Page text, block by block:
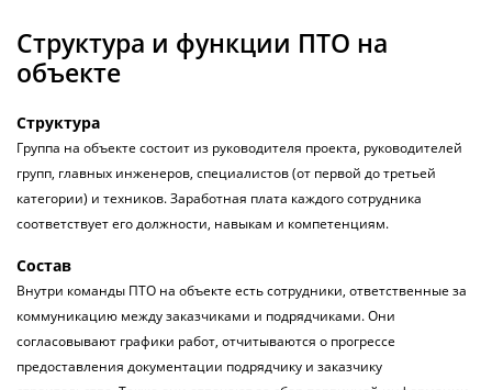
Структура и функции ПТО на
объекте
Структура
Группа на объекте состоит из руководителя проекта, руководителей
групп, главных инженеров, специалистов (от первой до третьей
категории) и техников. Заработная плата каждого сотрудника
соответствует его должности, навыкам и компетенциям.
Состав
Внутри команды ПТО на объекте есть сотрудники, ответственные за
коммуникацию между заказчиками и подрядчиками. Они
согласовывают графики работ, отчитываются о прогрессе
предоставления документации подрядчику и заказчику